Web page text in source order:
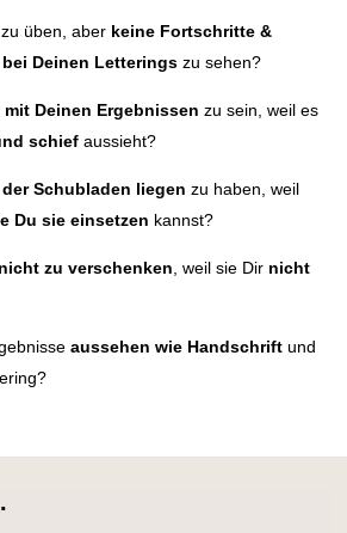
zu üben, aber keine Fortschritte &
Deinen Letterings zu sehen?
Deinen Ergebnissen zu sein, weil es
schief aussieht?
Schubladen liegen zu haben, weil
Du sie einsetzen kannst?
nicht zu verschenken , weil sie Dir nicht
aussehen wie Handschrift und